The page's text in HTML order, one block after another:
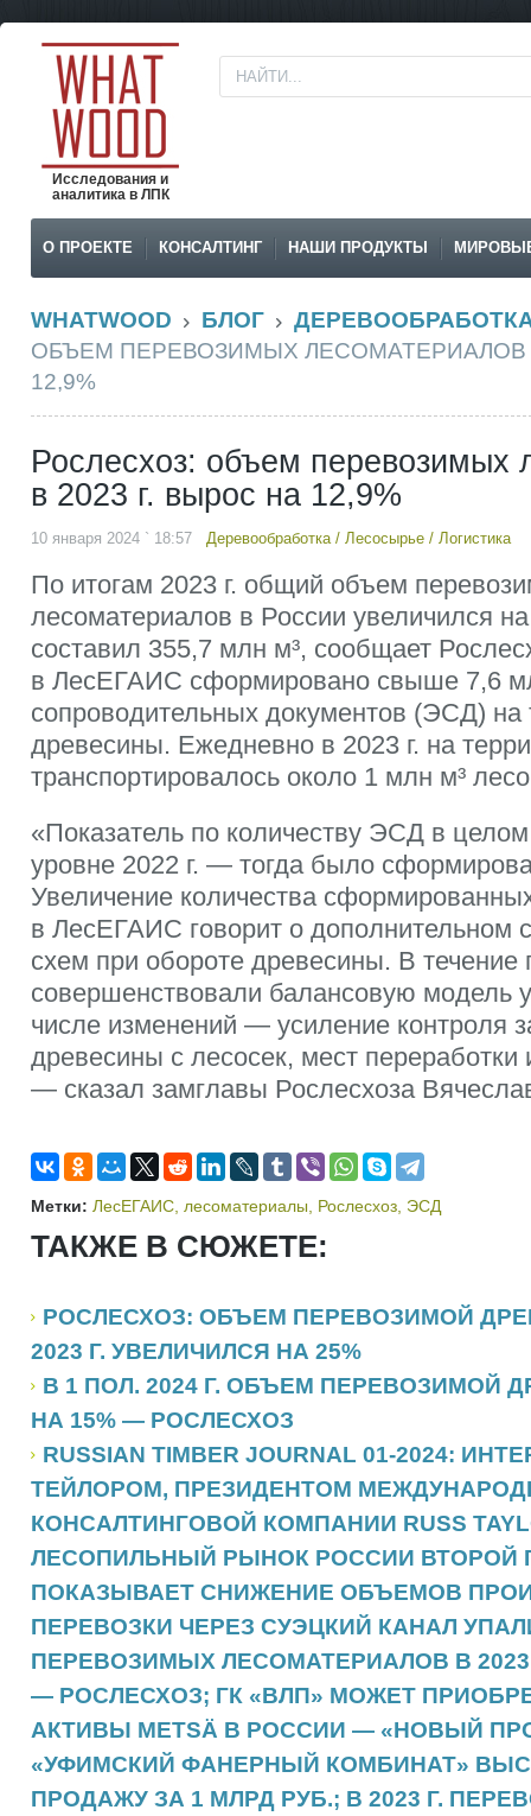
Исследования и
аналитика в ЛПК
О ПРОЕКТЕ КОНСАЛТИНГ НАШИ ПРОДУКТЫ
WHATWOOD БЛОГ
ОБЪЕМ ПЕРЕВОЗИМЫХ ЛЕСОМАТЕРИАЛОВ
12,9%
Рослесхоз: объем перевозимых
в 2023 г. вырос на 12,9%
10 января 2024 ` 18:57 Деревообработка/ Лесосырье / Логистика
По итогам 2023 г. общий объем
лесоматериалов в России увеличился на
составил 355,7 млн м³, сообщает
в ЛесЕГАИС сформировано свыше 7,6
сопроводительных документов (ЭСД) на
древесины. Ежедневно в 2023 г. на
транспортировалось около 1 млн м³
«Показатель по количеству ЭСД в
уровне 2022 г. — тогда было
Увеличение количества
в ЛесЕГАИС говорит о дополнительном
схем при обороте древесины. В
совершенствовали балансовую модель
числе изменений — усиление контроля
древесины с лесосек, мест переработки
— сказал замглавы Рослесхоза
Метки: ЛесЕГАИС лесоматериалы Рослесхоз ЭСД
ТАКЖЕ В СЮЖЕТЕ:
РОСЛЕСХОЗ: ОБЪЕМ ПЕРЕВОЗИМОЙ
2023 Г. УВЕЛИЧИЛСЯ НА 25%
В 1 ПОЛ. 2024 Г. ОБЪЕМ ПЕРЕВОЗИМОЙ
НА 15% — РОСЛЕСХОЗ
RUSSIAN TIMBER JOURNAL 01-2024:
ТЕЙЛОРОМ, ПРЕЗИДЕНТОМ
КОНСАЛТИНГОВОЙ КОМПАНИИ RUSS
ЛЕСОПИЛЬНЫЙ РЫНОК РОССИИ ВТОРОЙ
ПОКАЗЫВАЕТ СНИЖЕНИЕ ОБЪЕМОВ
ПЕРЕВОЗКИ ЧЕРЕЗ СУЭЦКИЙ КАНАЛ
ПЕРЕВОЗИМЫХ ЛЕСОМАТЕРИАЛОВ В 2023
— РОСЛЕСХОЗ; ГК «ВЛП» МОЖЕТ
АКТИВЫ METSÄ В РОССИИ — «НОВЫЙ
«УФИМСКИЙ ФАНЕРНЫЙ КОМБИНАТ»
ПРОДАЖУ ЗА 1 МЛРД РУБ.; В 2023 Г.